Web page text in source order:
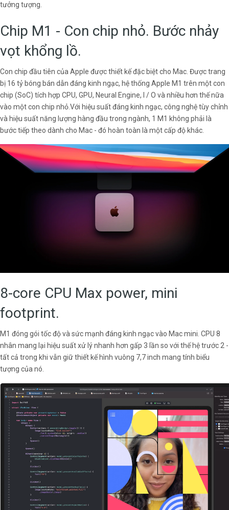
tưởng tượng.
Chip M1 - Con chip nhỏ. Bước nhảy
vọt khổng lồ.
Con chip đầu tiên của Apple được thiết kế đặc biệt cho Mac. Được trang
bị 16 tỷ bóng bán dẫn đáng kinh ngạc, hệ thống Apple M1 trên một con
chip (SoC) tích hợp CPU, GPU, Neural Engine, I / O và nhiều hơn thế nữa
vào một con chip nhỏ.Với hiệu suất đáng kinh ngạc, công nghệ tùy chỉnh
và hiệu suất năng lượng hàng đầu trong ngành, 1 M1 không phải là
bước tiếp theo dành cho Mac - đó hoàn toàn là một cấp độ khác.
8-core CPU Max power, mini
footprint.
M1 đóng gói tốc độ và sức mạnh đáng kinh ngạc vào Mac mini. CPU 8
nhân mang lại hiệu suất xử lý nhanh hơn gấp 3 lần so với thế hệ trước 2 -
tất cả trong khi vẫn giữ thiết kế hình vuông 7,7 inch mang tính biểu
tượng của nó.